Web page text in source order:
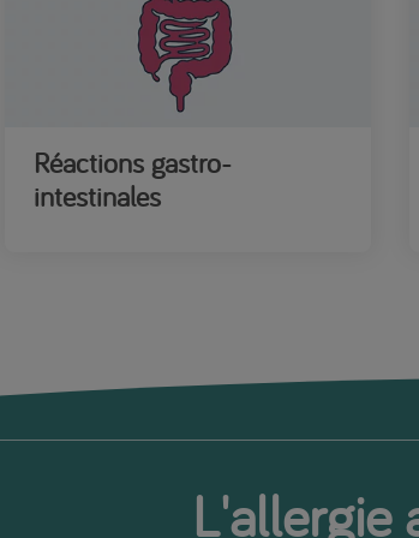
Réactions gastro-
intestinales
L'allergie